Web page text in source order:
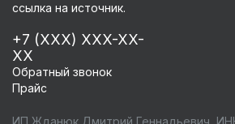
ссылка на источник.
+7 (XXX) XXX-XX-
XX
Обратный звонок
Прайс
ИП Жданюк Дмитрий Геннадьевич,